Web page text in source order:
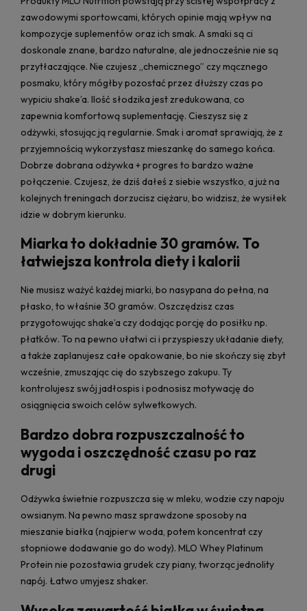
zawodowymi sportowcami, których opinie mają wpływ na
kompozycje suplementów oraz ich smak. A smaki są ci
doskonale znane, bardzo naturalne, ale jednocześnie nie są
przytłaczające. Nie czujesz „chemicznego” czy mącznego
posmaku, który mógłby pozostać przez dłuższy czas po
wypiciu shake’a. Ilość słodzika jest zredukowana, co
zapewnia komfortową suplementację. Cieszysz się z
odżywki, stosując ją regularnie. Smak i aromat sprawiają, że z
przyjemnością wykorzystasz mieszankę do samego końca.
Dobrze dobrana odżywka + progres to bardzo ważne
połączenie. Czujesz, że dziś dałeś z siebie wszystko, a już na
kolejnych treningach dorzucisz ciężaru, bo widzisz, że wysiłek
idzie w dobrym kierunku.
Miarka to dokładnie 30 gramów. To
łatwiejsza kontrola diety i kalorii
Nie musisz ważyć każdej miarki, bo nasypana do pełna, na
płasko, to właśnie 30 gramów. Oszczędzisz czas
przygotowując shake’a czy dodając porcję do posiłku np.
płatków. To na pewno ułatwi ci i przyspieszy układanie diety,
a także zaplanujesz całe opakowanie, bo nie skończy się zbyt
wcześnie, zmuszając cię do szybszego zakupu. Ty
kontrolujesz swój jadłospis i podnosisz motywację do
osiągnięcia swoich celów sylwetkowych.
Bardzo dobra rozpuszczalność to
wygoda i oszczędność czasu po raz
drugi
Odżywka świetnie rozpuszcza się w mleku, wodzie czy napoju
owsianym. Na pewno masz sprawdzone sposoby na
mieszanie białka (najpierw woda, potem koncentrat czy
stopniowe dodawanie go do wody). MLO Whey Platinum
Protein nie pozostawia grudek czy piany, tworząc jednolity
napój. Łatwo umyjesz shaker.